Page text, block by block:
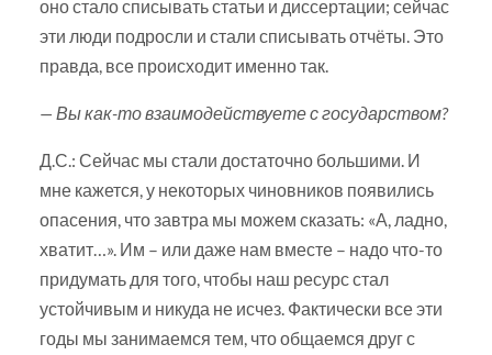
оно стало списывать статьи и диссертации; сейчас
эти люди подросли и стали списывать отчёты. Это
правда, все происходит именно так.
— Вы как-то взаимодействуете с государством?
Д.С.: Сейчас мы стали достаточно большими. И
мне кажется, у некоторых чиновников появились
опасения, что завтра мы можем сказать: «А, ладно,
хватит…». Им – или даже нам вместе – надо что-то
придумать для того, чтобы наш ресурс стал
устойчивым и никуда не исчез. Фактически все эти
годы мы занимаемся тем, что общаемся друг с